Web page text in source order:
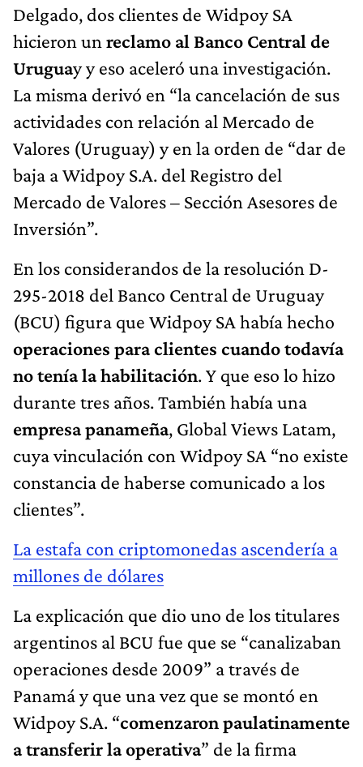
Delgado, dos clientes de Widpoy SA
hicieron un reclamo al Banco Central de
Uruguay y eso aceleró una investigación.
La misma derivó en “la cancelación de sus
actividades con relación al Mercado de
Valores (Uruguay) y en la orden de “dar de
baja a Widpoy S.A. del Registro del
Mercado de Valores – Sección Asesores de
Inversión”.
En los considerandos de la resolución D-
295-2018 del Banco Central de Uruguay
(BCU) figura que Widpoy SA había hecho
operaciones para clientes cuando todavía
no tenía la habilitación. Y que eso lo hizo
durante tres años. También había una
empresa panameña, Global Views Latam,
cuya vinculación con Widpoy SA “no existe
constancia de haberse comunicado a los
clientes”.
La estafa con criptomonedas ascendería a
millones de dólares
La explicación que dio uno de los titulares
argentinos al BCU fue que se “canalizaban
operaciones desde 2009” a través de
Panamá y que una vez que se montó en
Widpoy S.A. “comenzaron paulatinamente
a transferir la operativa” de la firma